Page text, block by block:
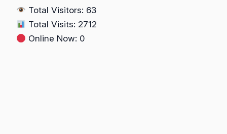
Belum
Dibagi?
Total Visitors: 63
Total Visits: 2712
Online Now: 0